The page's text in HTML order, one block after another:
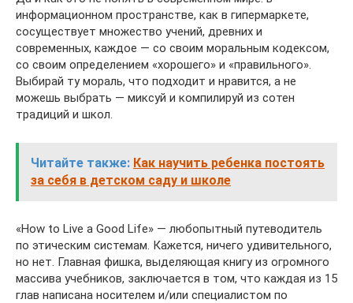
информационном пространстве, как в гипермаркете,
сосуществует множество учений, древних и
современных, каждое — со своим моральным кодексом,
со своим определением «хорошего» и «правильного».
Выбирай ту мораль, что подходит и нравится, а не
можешь выбрать — миксуй и компилируй из сотен
традиций и школ.
Читайте также: Как научить ребенка постоять
за себя в детском саду и школе
«How to Live a Good Life» — любопытный путеводитель
по этическим системам. Кажется, ничего удивительного,
но нет. Главная фишка, выделяющая книгу из огромного
массива учебников, заключается в том, что каждая из 15
глав написана носителем и/или специалистом по